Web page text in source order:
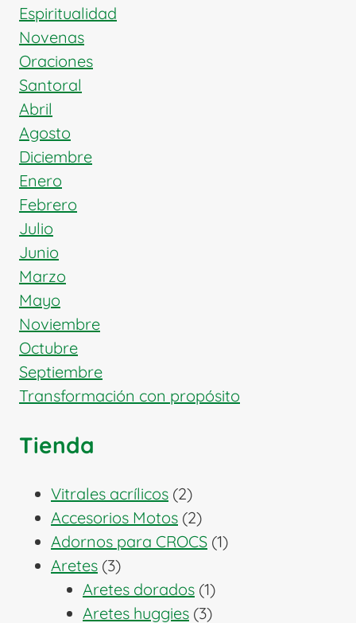
Espiritualidad
Novenas
Oraciones
Santoral
Abril
Agosto
Diciembre
Enero
Febrero
Julio
Junio
Marzo
Mayo
Noviembre
Octubre
Septiembre
Transformación con propósito
Tienda
Vitrales acrílicos 22
productos
Accesorios Motos 22
productos
Adornos para CROCS 11
Aretes 33
productos
Aretes dorados 11
producto
Aretes huggies 33